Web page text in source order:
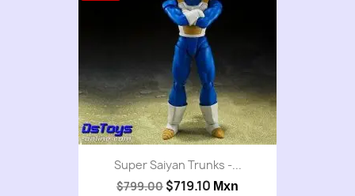
Super Saiyan Trunks -...
$799.00 $719.10 Mxn